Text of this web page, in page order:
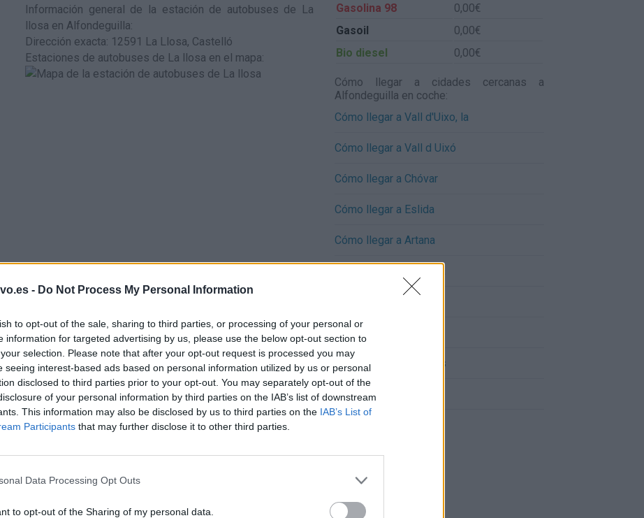
- Do Not Process My Personal Information
to opt-out of the sale, sharing to third parties, or processing of your personal or
information for targeted advertising by us, please use the below opt-out section to
selection. Please note that after your opt-out request is processed you may
seeing interest-based ads based on personal information utilized by us or personal
disclosed to third parties prior to your opt-out. You may separately opt-out of the
of your personal information by third parties on the IAB’s list of downstream
This information may also be disclosed by us to third parties on the IAB’s List of
Participants that may further disclose it to other third parties.
Data Processing Opt Outs
to opt-out of the Sharing of my personal data.
Información general de la estación de autobuses de La
llosa en Alfondeguilla:
Dirección exacta: 12591 La Llosa, Castelló
Estaciones de autobuses de La llosa en el mapa:
es la estación de tren de de media y larga distancia de
y
Gasolina 98
0,00€
Gasoil
0,00€
Bio diesel
0,00€
Cómo llegar a cidades cercanas a
Alfondeguilla en coche:
Cómo llegar a Vall d'Uixo, la
Cómo llegar a Vall d Uixó
Cómo llegar a Chóvar
Cómo llegar a Eslida
Cómo llegar a Artana
Cómo llegar a Llosa
Cómo llegar a Chilches
Cómo llegar a Aín